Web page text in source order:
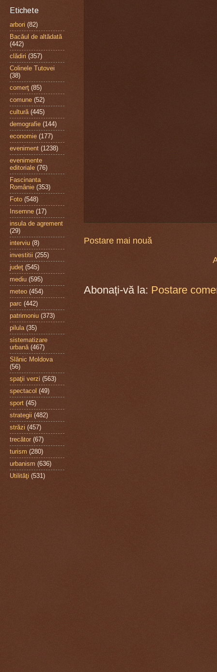
Postare mai nouă
Abonați-vă la: Postare
Etichete
arbori (82)
Bacăul de altădată
(442)
clădiri (357)
Colinele Tutovei
(38)
comerţ (85)
comune (52)
cultură (445)
demografie (144)
economie (177)
eveniment (1238)
evenimente
editoriale (76)
Fascinanta
Românie (353)
Foto (548)
Insemne (17)
insula de agrement
(29)
interviu (8)
investitii (255)
judeţ (545)
mediu (595)
meteo (454)
parc (442)
patrimoniu (373)
pilula (35)
sistematizare
urbană (467)
Slănic Moldova
(56)
spaţii verzi (563)
spectacol (49)
sport (45)
strategii (482)
străzi (457)
trecător (67)
turism (280)
urbanism (636)
Utilităţi (531)